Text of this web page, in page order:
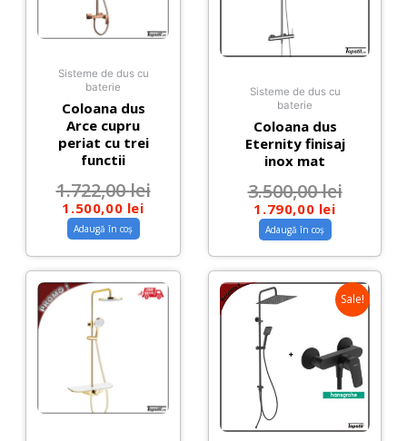
Sisteme de dus cu
baterie
Coloana dus
Arce cupru
periat cu trei
functii
1.722,00lei
1.500,00 lei
Adaugă în coș
Sisteme de dus cu
baterie
Coloana dus
Eternity finisaj
inox mat
3.500,00lei
1.790,00 lei
Adaugă în coș
Sale!